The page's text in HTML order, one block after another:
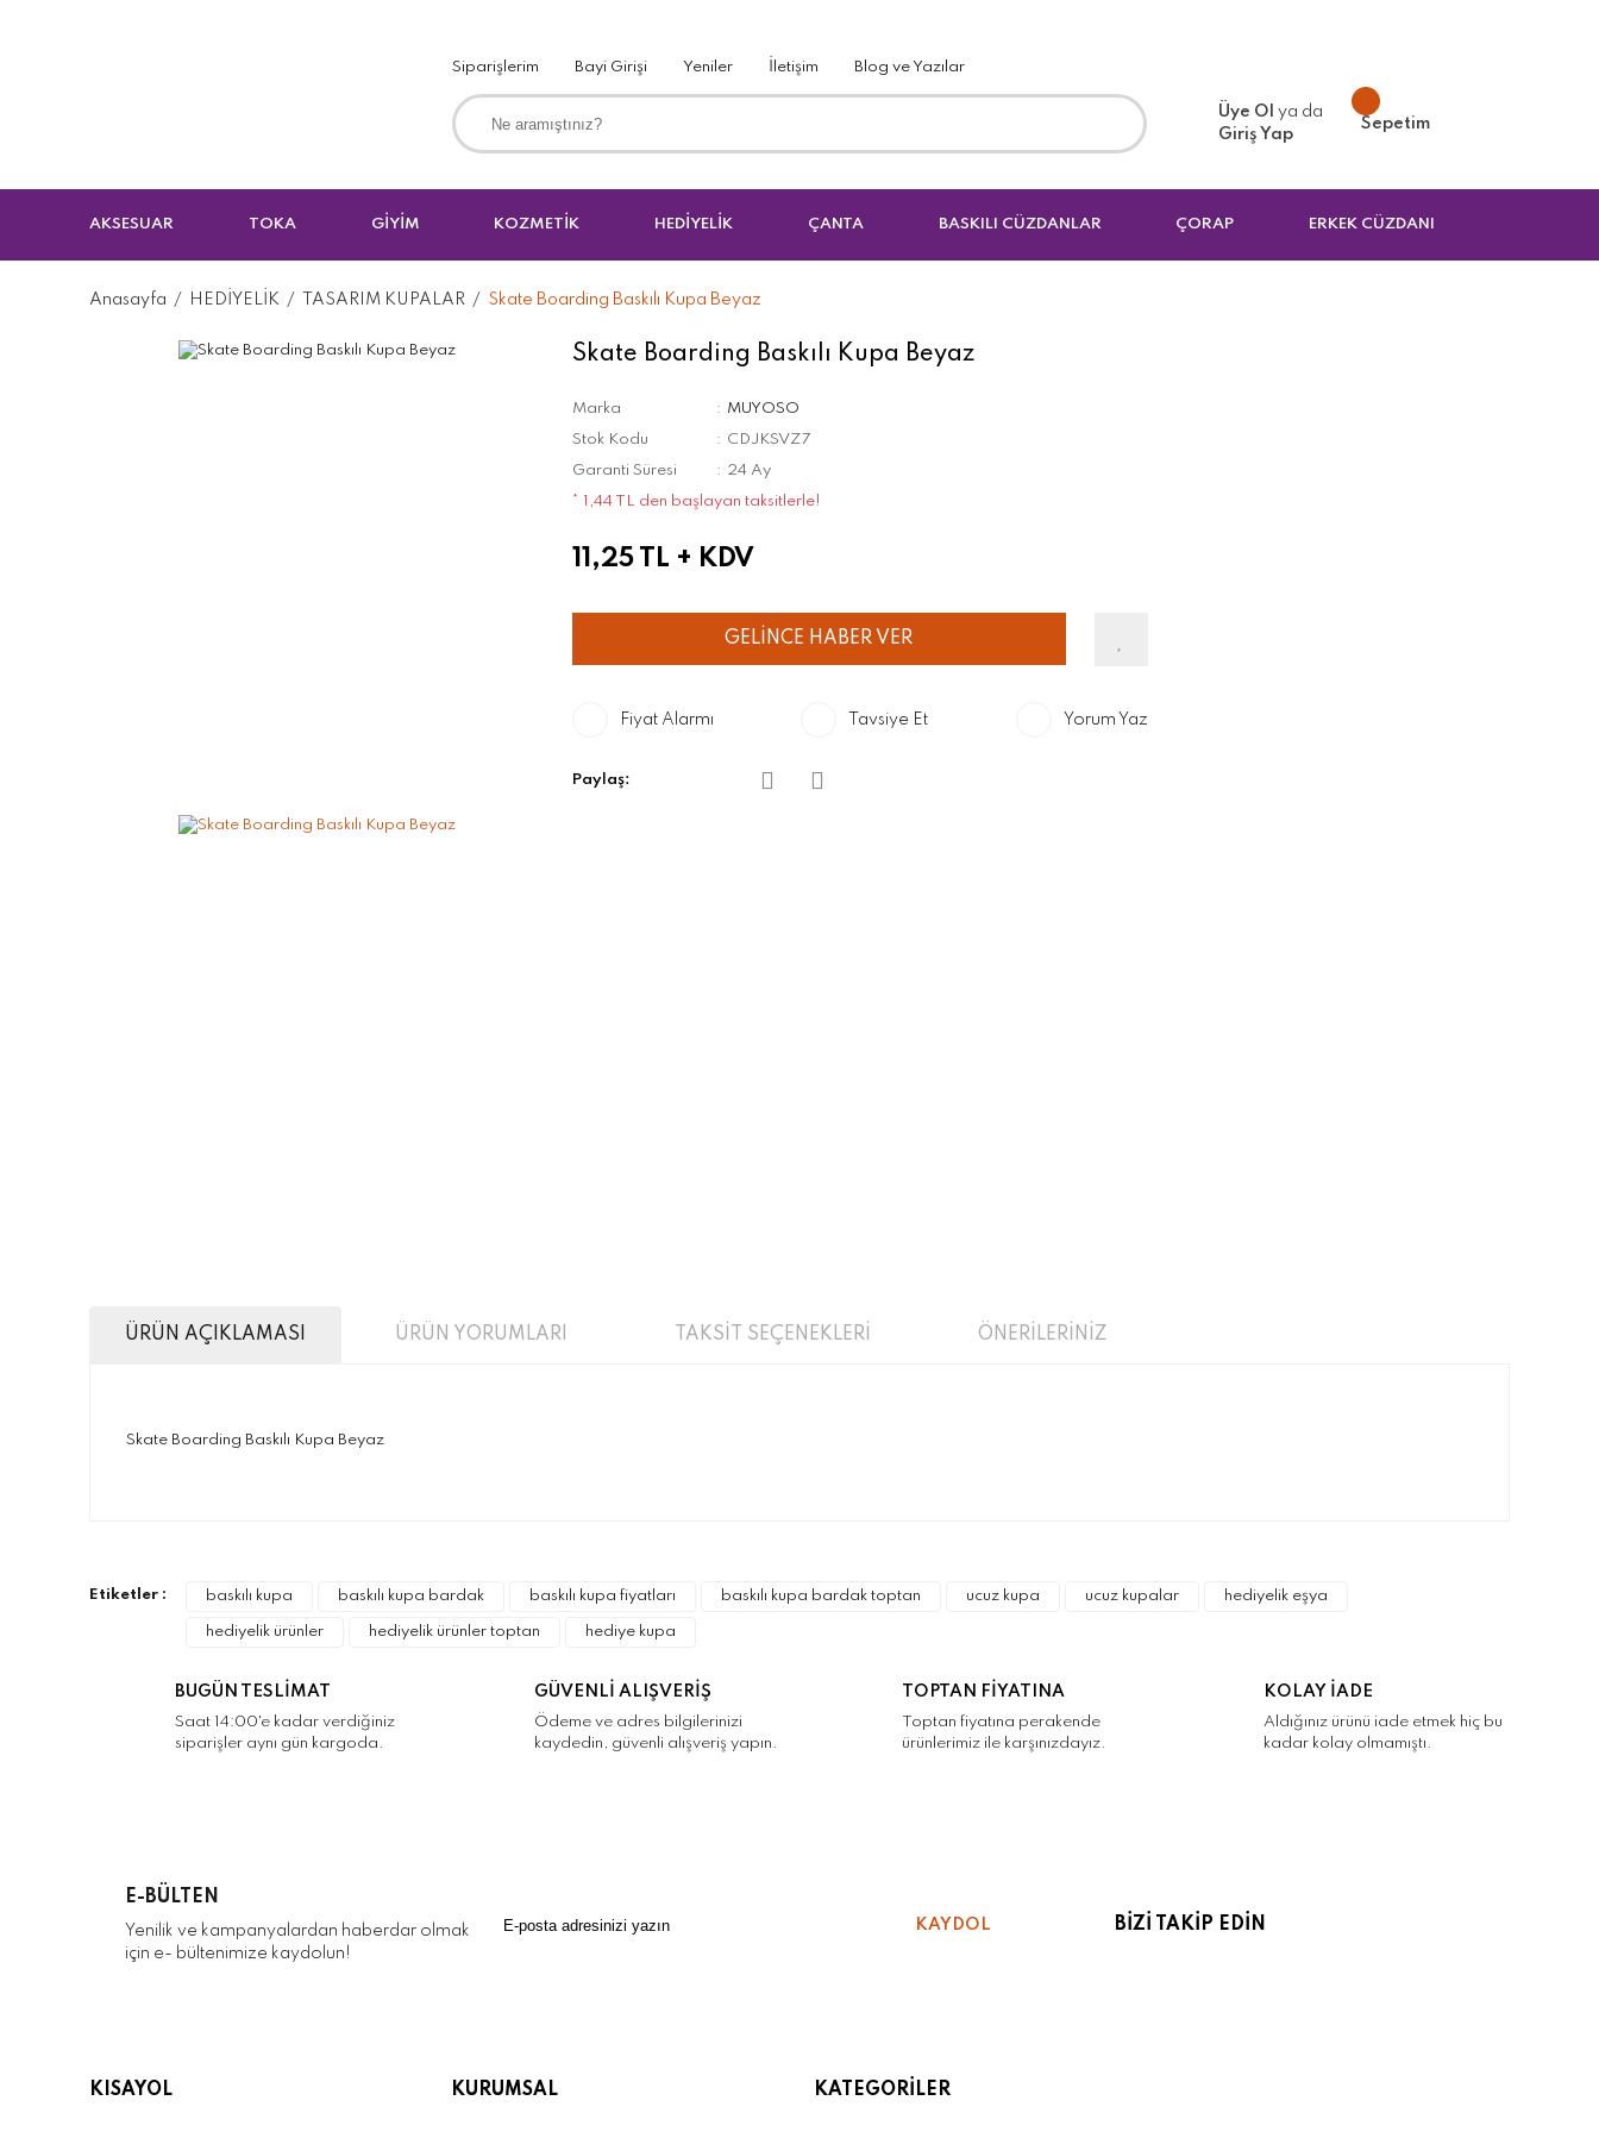
Siparişlerim Bayi Girişi Yeniler İletişim Blog ve Yazılar
Üye Ol ya da
Giriş Yap
Sepetim
AKSESUAR TOKA GİYİM KOZMETİK HEDİYELİK ÇANTA BASKILI CÜZDANLAR ÇORAP ERKEK CÜZDANI
Anasayfa HEDİYELİK TASARIM KUPALAR Skate Boarding Baskılı Kupa Beyaz
Skate Boarding Baskılı Kupa Beyaz
Marka
MUYOSO
Stok Kodu
CDJKSVZ7
Garanti Süresi
24 Ay
* 1,44 TL den başlayan taksitlerle!
11,25 TL + KDV
GELİNCE HABER VER
Fiyat Alarmı Tavsiye Et Yorum Yaz
Paylaş:
ÜRÜN AÇIKLAMASI ÜRÜN YORUMLARI TAKSİT SEÇENEKLERİ ÖNERİLERİNİZ
Skate Boarding Baskılı Kupa Beyaz
Yorum Yaz
Ürün fiyatı diğer sitelerden daha pahalı.
Bu ürüne benzer farklı alternatifler olmalı.
Etiketler : baskılı kupa baskılı kupa bardak baskılı kupa fiyatları baskılı kupa bardak toptan ucuz kupa ucuz kupalar hediyelik eşya
hediyelik ürünler hediyelik ürünler toptan hediye kupa
BUGÜN TESLİMAT
Saat 14:00'e kadar verdiğiniz
siparişler aynı gün kargoda.
GÜVENLİ ALIŞVERİŞ
Ödeme ve adres bilgilerinizi
kaydedin, güvenli alışveriş yapın.
TOPTAN FİYATINA
Toptan fiyatına perakende
ürünlerimiz ile karşınızdayız.
KOLAY İADE
Aldığınız ürünü iade etmek hiç bu
kadar kolay olmamıştı.
E-BÜLTEN
Yenilik ve kampanyalardan haberdar olmak
için e- bültenimize kaydolun!
KAYDOL BİZİ TAKİP EDİN
KISAYOL KURUMSAL KATEGORİLER